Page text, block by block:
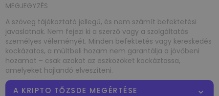
MEGJEGYZÉS
A szöveg tájékoztató jellegű, és nem számít befektetési
javaslatnak. Nem fejezi ki a szerző vagy a szolgáltatás
személyes véleményét. Minden befektetés vagy kereskedés
kockázatos, a múltbeli hozam nem garantálja a jövőbeni
hozamot – csak azokat az eszközöket kockáztassa,
amelyeket hajlandó elveszíteni.
A KRIPTO TŐZSDE MEGÉRTÉSE